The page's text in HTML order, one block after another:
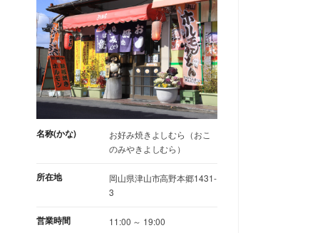
名称(かな)
お好み焼きよしむら（おこ
のみやきよしむら）
所在地
岡山県津山市高野本郷1431-
3
営業時間
11:00 ～ 19:00